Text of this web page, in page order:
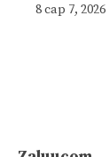
8 сар 7, 2026